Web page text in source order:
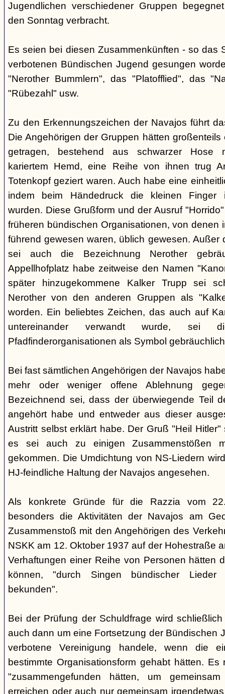
Jugendlichen verschiedener Gruppen
den Sonntag verbracht.
Es seien bei diesen Zusammenkünften - so das
verbotenen Bündischen Jugend gesungen
"Nerother Bummlern", das "Platofflied", das
"Rübezahl" usw.
Zu den Erkennungszeichen der Navajos führt
Die Angehörigen der Gruppen hätten
getragen, bestehend aus schwarzer Hose
kariertem Hemd, eine Reihe von ihnen trug
Totenkopf geziert waren. Auch habe eine
indem beim Händedruck die kleinen Finger
wurden. Diese Grußform und der Ausruf
früheren bündischen Organisationen, von denen
führend gewesen waren, üblich gewesen. Außer
sei auch die Bezeichnung Nerother
Appellhofplatz habe zeitweise den Namen
später hinzugekommene Kalker Trupp sei
Nerother von den anderen Gruppen als
worden. Ein beliebtes Zeichen, das auch auf
untereinander verwandt wurde,
Pfadfinderorganisationen als Symbol
Bei fast sämtlichen Angehörigen der Navajos
mehr oder weniger offene Ablehnung
Bezeichnend sei, dass der überwiegende Teil
angehört habe und entweder aus dieser
Austritt selbst erklärt habe. Der Gruß "Heil
es sei auch zu einigen Zusammenstößen
gekommen. Die Umdichtung von NS-Liedern
HJ-feindliche Haltung der Navajos angesehen.
Als konkrete Gründe für die Razzia vom
besonders die Aktivitäten der Navajos am
Zusammenstoß mit den Angehörigen des
NSKK am 12. Oktober 1937 auf der Hohestraße
Verhaftungen einer Reihe von Personen hätten
können, "durch Singen bündischer Lieder
bekunden".
Bei der Prüfung der Schuldfrage wird
auch dann um eine Fortsetzung der Bündischen
verbotene Vereinigung handele, wenn die
bestimmte Organisationsform gehabt hätten.
"zusammengefunden hätten, um
erreichen oder auch nur gemeinsam